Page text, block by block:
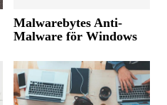
Malwarebytes Anti-
Malware för Windows